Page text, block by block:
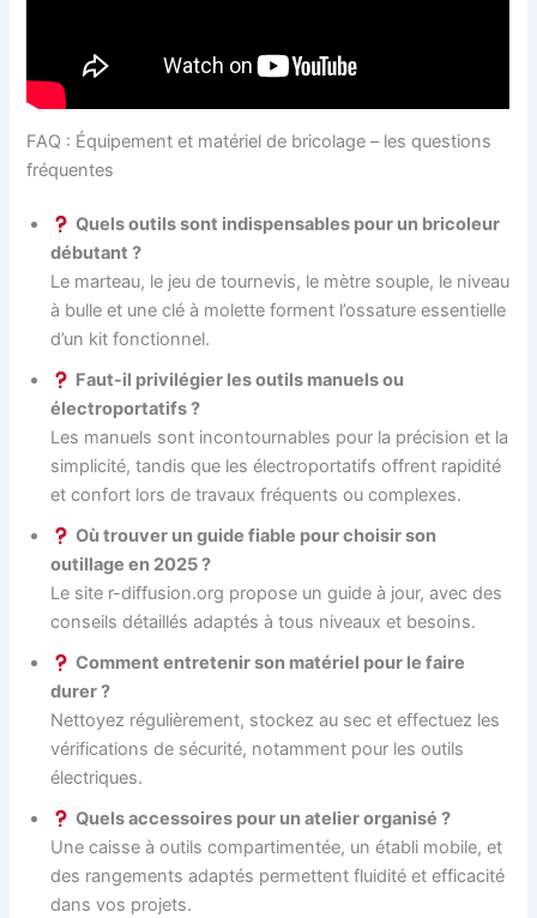
FAQ : Équipement et matériel de bricolage – les questions
fréquentes
Quels outils sont indispensables pour un bricoleur
débutant ?
Le marteau, le jeu de tournevis, le mètre souple, le niveau
à bulle et une clé à molette forment l’ossature essentielle
d’un kit fonctionnel.
Faut-il privilégier les outils manuels ou
électroportatifs ?
Les manuels sont incontournables pour la précision et la
simplicité, tandis que les électroportatifs offrent rapidité
et confort lors de travaux fréquents ou complexes.
Où trouver un guide fiable pour choisir son
outillage en 2025 ?
Le site r-diffusion.org propose un guide à jour, avec des
conseils détaillés adaptés à tous niveaux et besoins.
Comment entretenir son matériel pour le faire
durer ?
Nettoyez régulièrement, stockez au sec et effectuez les
vérifications de sécurité, notamment pour les outils
électriques.
Quels accessoires pour un atelier organisé ?
Une caisse à outils compartimentée, un établi mobile, et
des rangements adaptés permettent fluidité et efficacité
dans vos projets.